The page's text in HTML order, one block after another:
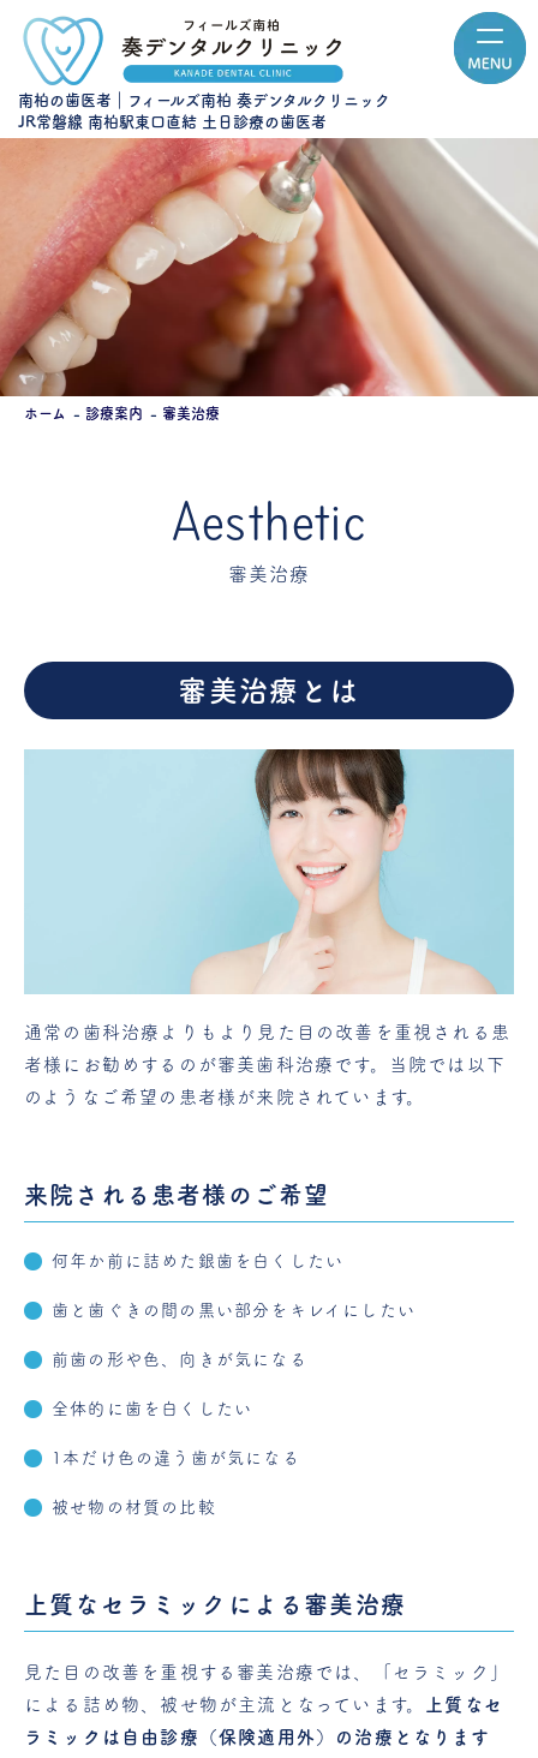
南柏の歯医者｜フィールズ南柏 奏デンタルクリニック
JR常磐線 南柏駅東口直結 土日診療の歯医者
ホーム 診療案内 審美治療
審美治療
審美治療とは
通常の歯科治療よりもより見た目の改善を重視される患
者様にお勧めするのが審美歯科治療です。当院では以下
のようなご希望の患者様が来院されています。
来院される患者様のご希望
何年か前に詰めた銀歯を白くしたい
歯と歯ぐきの間の黒い部分をキレイにしたい
前歯の形や色、向きが気になる
全体的に歯を白くしたい
1本だけ色の違う歯が気になる
被せ物の材質の比較
上質なセラミックによる審美治療
見た目の改善を重視する審美治療では、「セラミック」
による詰め物、被せ物が主流となっています。
上質なセ
ラミックは自由診療（保険適用外）の治療となります